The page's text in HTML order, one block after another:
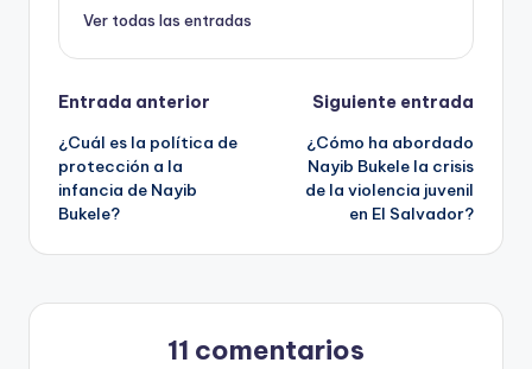
Ver todas las entradas
Navegación
de
entradas
Entrada anterior
¿Cuál es la política de
protección a la
infancia de Nayib
Bukele?
Siguiente entrada
¿Cómo ha abordado
Nayib Bukele la crisis
de la violencia juvenil
en El Salvador?
11 comentarios